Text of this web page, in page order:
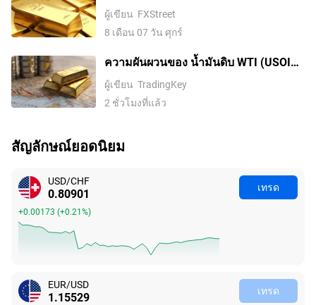
เจ็ดสัปดาห์ ตลาดรอดีลช่องแคบฮอร์มุซ
ผู้เขียน FXStreet
8 เดือน 07 วัน ศุกร์
ความผันผวนของ น้ำมันดิบ WTI (USOIL)
เพิ่มสูงขึ้นในวันที่ 9 ส.ค.: สิ่งที่ต้องจับตา
ผู้เขียน TradingKey
2 ชั่วโมงที่แล้ว
สัญลักษณ์ยอดนิยม
USD/CHF
0.80879
+0.00151 (+0.19%)
เทรด
EUR/USD
1.15538 เทรด